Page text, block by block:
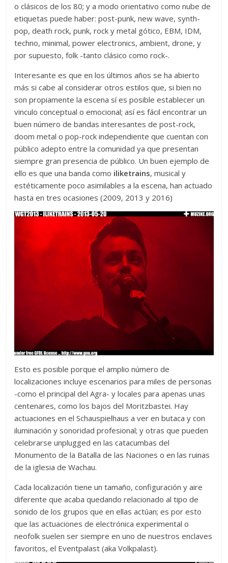
o clásicos de los 80; y a modo orientativo como nube de
etiquetas puede haber: post-punk, new wave, synth-
pop, death rock, punk, rock y metal gótico, EBM, IDM,
techno, minimal, power electronics, ambient, drone, y
por supuesto, folk -tanto clásico como rock-.
Interesante es que en los últimos años se ha abierto
más si cabe al considerar otros estilos que, si bien no
son propiamente la escena sí es posible establecer un
vinculo conceptual o emocional; así es fácil encontrar un
buen número de bandas interesantes de post-rock,
doom metal o pop-rock independiente que cuentan con
público adepto entre la comunidad ya que presentan
siempre gran presencia de público. Un buen ejemplo de
ello es que una banda como iliketrains, musical y
estéticamente poco asimilables a la escena, han actuado
hasta en tres ocasiones (2009, 2013 y 2016)
Esto es posible porque el amplio número de
localizaciones incluye escenarios para miles de personas
-como el principal del Agra- y locales para apenas unas
centenares, como los bajos del Moritzbastei. Hay
actuaciones en el Schauspielhaus a ver en butaca y con
iluminación y sonoridad profesional; y otras que pueden
celebrarse unplugged en las catacumbas del
Monumento de la Batalla de las Naciones o en las ruinas
de la iglesia de Wachau.
Cada localización tiene un tamaño, configuración y aire
diferente que acaba quedando relacionado al tipo de
sonido de los grupos que en ellas actúan; es por esto
que las actuaciones de electrónica experimental o
neofolk suelen ser siempre en uno de nuestros enclaves
favoritos, el Eventpalast (aka Volkpalast).